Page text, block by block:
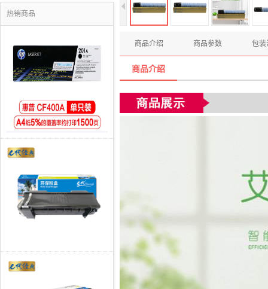
热销商品
商品介绍 商品参数 包装
商品介绍